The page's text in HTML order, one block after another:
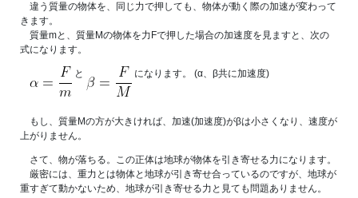
違う質量の物体を、同じ力で押しても、物体が動く際の加速が変わって
きます。
質量mと、質量Mの物体を力Fで押した場合の加速度を見ますと、次の
式になります。
と になります。 (α、β共に加速度)
もし、質量Mの方が大きければ、加速(加速度)がβは小さくなり、速度が
上がりません。
さて、物が落ちる。この正体は地球が物体を引き寄せる力になります。
厳密には、重力とは物体と地球が引き寄せ合っているのですが、地球が
重すぎて動かないため、地球が引き寄せる力と見ても問題ありません。